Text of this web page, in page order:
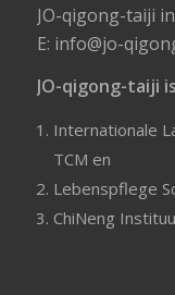
JO-qigong-taiji
E: info@jo-
JO-qigong-taiji
Internationale
TCM en
Lebenspflege
ChiNeng